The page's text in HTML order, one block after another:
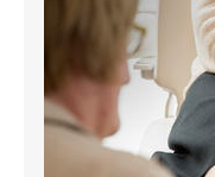
2660